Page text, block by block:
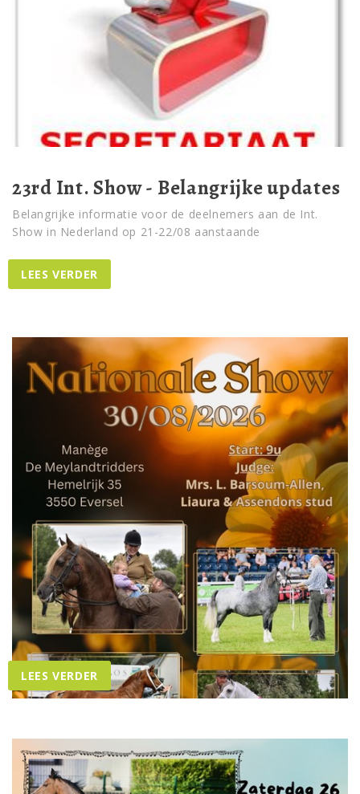
23rd Int. Show - Belangrijke updates
Belangrijke informatie voor de deelnemers aan de Int.
Show in Nederland op 21-22/08 aanstaande
LEES VERDER
LEES VERDER